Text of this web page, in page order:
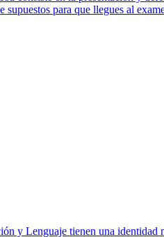
para que llegues al
y Lenguaje tienen una identidad